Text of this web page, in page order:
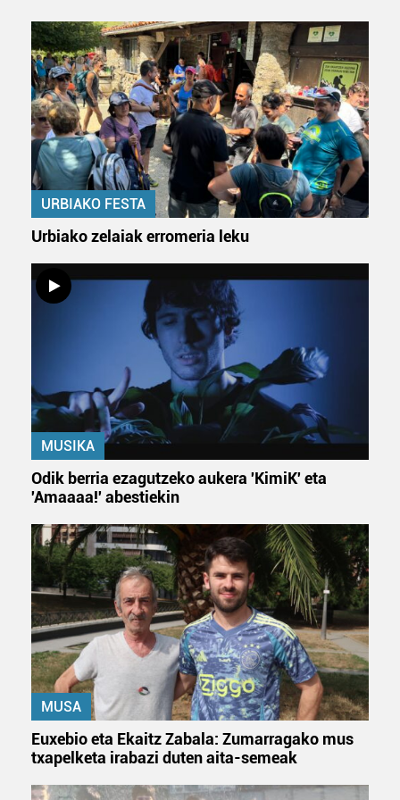
Bazkide batzuek ez dizute baimenik eskatzen, eta beren
interes komertzial legitimoetan babesten dira. Ikusi gure
bazkideen zerrenda, beren ustez zein helburutarako
duten interes legitimoa eta horren aurka nola egin
dezakezun ikusteko.
Lortu zure datu pertsonalak prozesatzeko moduari
buruzko informazio gehiago eta ezarri zure lehentasunak
datuen atalean. Edozein unetan alda edo ken dezakezu
zure baimena Cookieen adierazpenean.
fitxategiak erabiltzen ditu. Zure esperientzia eta
zerbitzuak hobetzeko asmoz, cookie teknologiaz
baliatzen gara. Ohar hau onartuz gero, teknologia hori
erabiltzeko baimen esplizitua ematen diguzu. Gehiago
URBIAKO FESTA
Urbiako zelaiak erromeria leku
MUSIKA
Odik berria ezagutzeko aukera 'KimiK' eta
'Amaaaa!' abestiekin
MUSA
Euxebio eta Ekaitz Zabala: Zumarragako mus
txapelketa irabazi duten aita-semeak